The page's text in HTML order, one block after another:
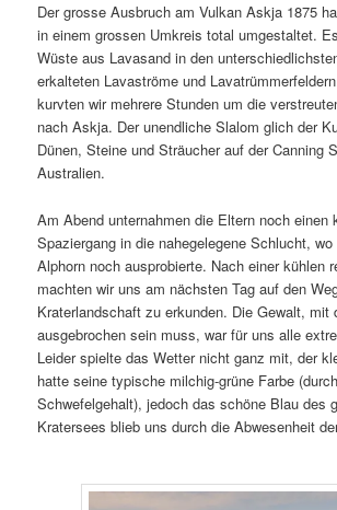
Der grosse Ausbruch am Vulkan Askja 1875
in einem grossen Umkreis total umgestaltet.
Wüste aus Lavasand in den
erkalteten Lavaströme und
kurvten wir mehrere Stunden um die
nach Askja. Der unendliche Slalom glich der
Dünen, Steine und Sträucher auf der Canning
Australien.
Am Abend unternahmen die Eltern noch einen
Spaziergang in die nahegelegene Schlucht,
Alphorn noch ausprobierte. Nach einer kühlen
machten wir uns am nächsten Tag auf den
Kraterlandschaft zu erkunden. Die Gewalt, mit
ausgebrochen sein muss, war für uns alle
Leider spielte das Wetter nicht ganz mit, der
hatte seine typische milchig-grüne Farbe
Schwefelgehalt), jedoch das schöne Blau des
Kratersees blieb uns durch die Abwesenheit